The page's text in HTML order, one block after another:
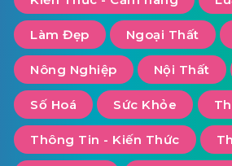
Làm Đẹp Ngoại Thất
Nông Nghiệp Nội Thất
Số Hoá Sức Khỏe
Thông Tin - Kiến Thức